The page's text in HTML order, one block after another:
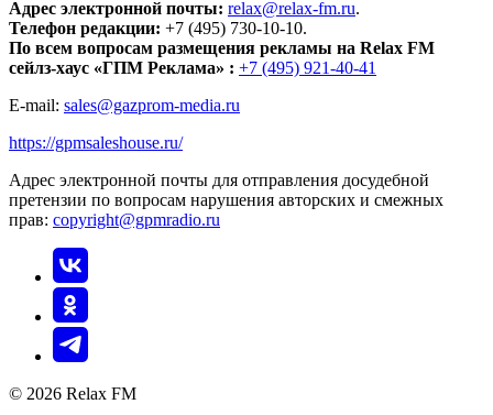
Адрес электронной почты: relax@relax-fm.ru.
Телефон редакции: +7 (495) 730-10-10.
По всем вопросам размещения рекламы на Relax FM
сейлз-хаус «ГПМ Реклама» : +7 (495) 921-40-41
E-mail: sales@gazprom-media.ru
https://gpmsaleshouse.ru/
Адрес электронной почты для отправления досудебной
претензии по вопросам нарушения авторских и смежных
прав: copyright@gpmradio.ru
© 2026 Relax FM